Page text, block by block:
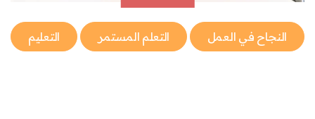
النجاح في العمل التعلم المستمر التعليم